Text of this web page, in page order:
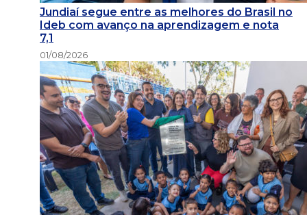
Jundiaí segue entre as melhores do Brasil no
Ideb com avanço na aprendizagem e nota
7,1
01/08/2026